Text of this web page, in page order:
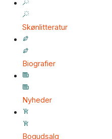
Skønlitteratur
Biografier
Nyheder
Bogudsalg